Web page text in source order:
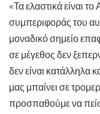
«Τα ελαστικά είναι
συμπεριφοράς του
μοναδικό σημείο
σε μέγεθος δεν
δεν είναι κατάλληλα
μας μπαίνει σε
προσπαθούμε να